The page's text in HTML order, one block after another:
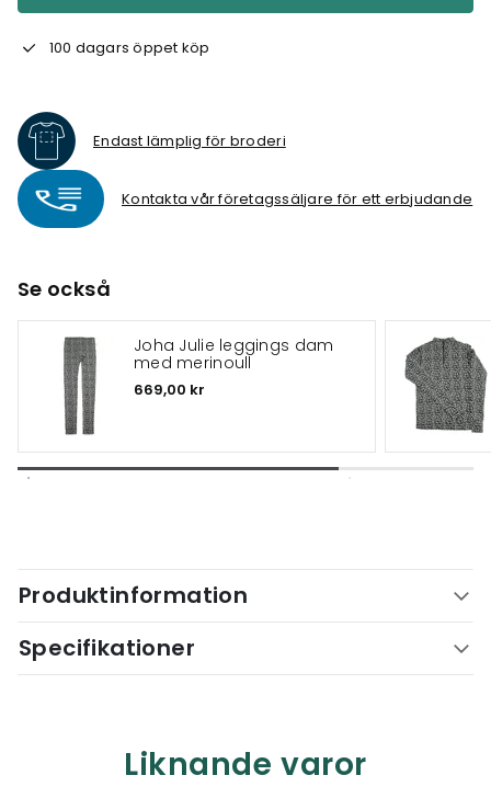
100 dagars öppet köp
Endast lämplig för broderi
Kontakta vår företagssäljare för ett erbjudande
Se också
Joha Julie leggings dam
med merinoull
669,00 kr
Produktinformation
Specifikationer
Liknande varor